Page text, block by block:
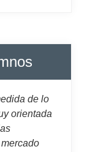
de lo
orientada